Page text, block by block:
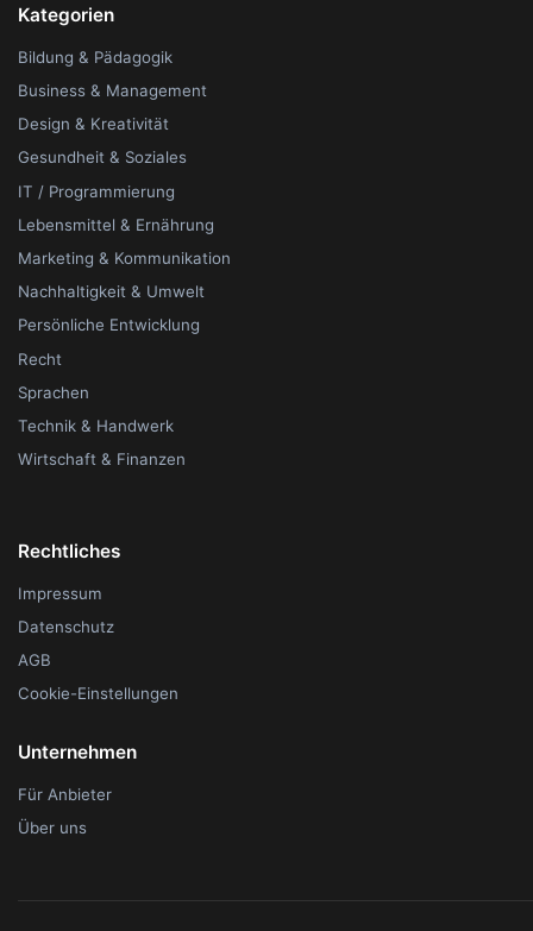
Kategorien
Bildung & Pädagogik
Business & Management
Design & Kreativität
Gesundheit & Soziales
IT / Programmierung
Lebensmittel & Ernährung
Marketing & Kommunikation
Nachhaltigkeit & Umwelt
Persönliche Entwicklung
Recht
Sprachen
Technik & Handwerk
Wirtschaft & Finanzen
Rechtliches
Impressum
Datenschutz
AGB
Cookie-Einstellungen
Unternehmen
Für Anbieter
Über uns